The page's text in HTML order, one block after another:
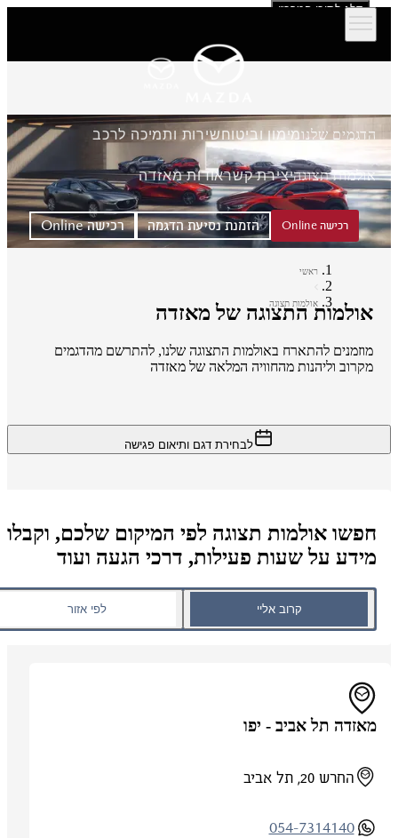
דלג לתוכן המרכזי
הדגמים שלנומימון וביטוחשירות ותמיכה לרכב
אולמות תצוגהיצירת קשראודות מאזדה
רכישה Online הזמנת נסיעת הדגמה רכישה Online
ראשי
אולמות תצוגה
אולמות התצוגה של מאזדה
מוזמנים להתארח באולמות התצוגה שלנו, להתרשם מהדגמים
מקרוב וליהנות מהחוויה המלאה של מאזדה
לבחירת דגם ותיאום פגישה
חפשו אולמות תצוגה לפי המיקום שלכם, וקבלו
מידע על שעות פעילות, דרכי הגעה ועוד
קרוב אליי לפי אזור
מאזדה תל אביב - יפו
החרש 20, תל אביב
054-7314140